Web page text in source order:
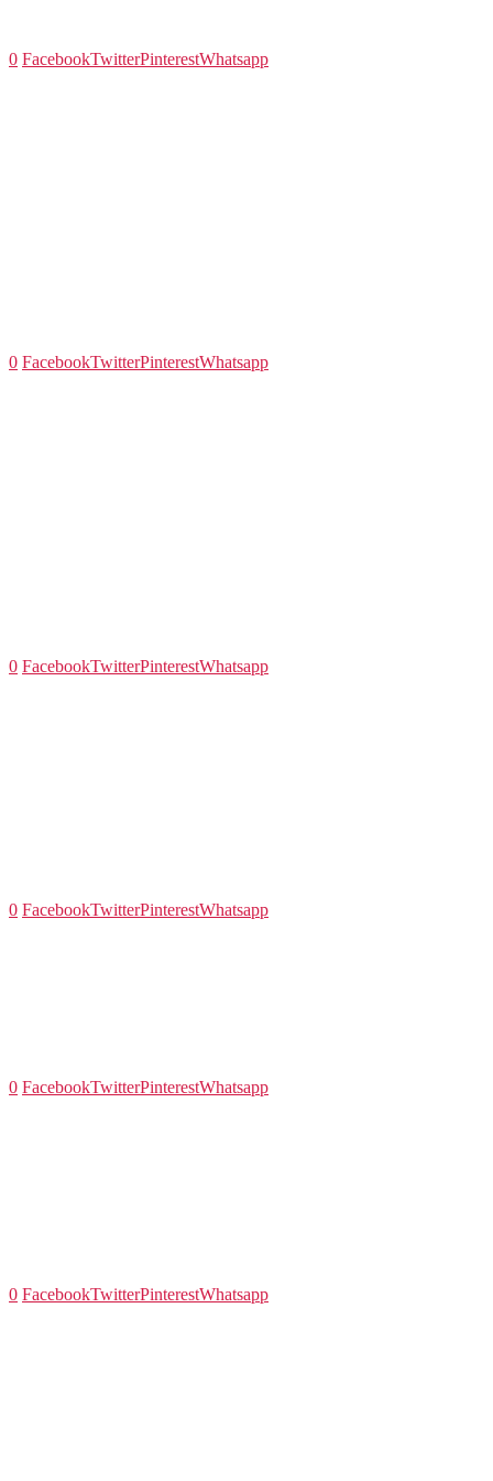
0 FacebookTwitterPinterestWhatsapp
0 FacebookTwitterPinterestWhatsapp
0 FacebookTwitterPinterestWhatsapp
0 FacebookTwitterPinterestWhatsapp
0 FacebookTwitterPinterestWhatsapp
0 FacebookTwitterPinterestWhatsapp